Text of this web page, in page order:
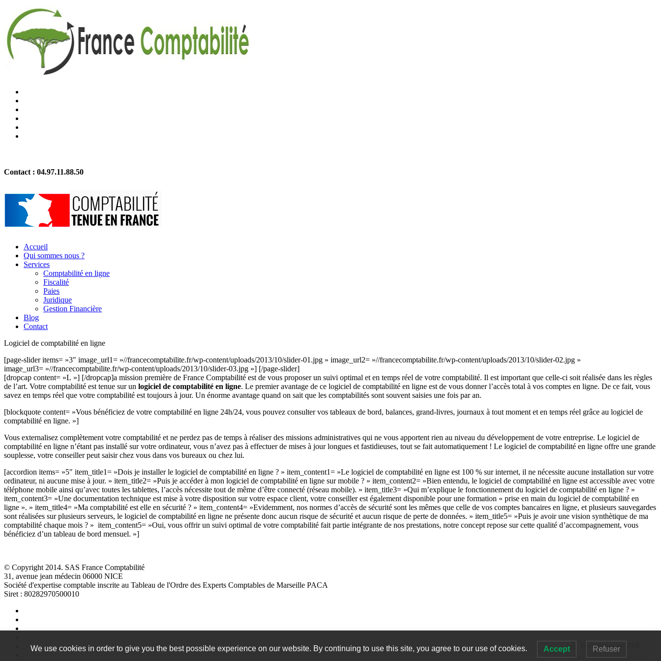
Contact : 04.97.11.88.50
Accueil
Qui sommes nous ?
Services
Comptabilité en ligne
Fiscalité
Paies
Juridique
Gestion Financière
Blog
Contact
Logiciel de comptabilité en ligne
[page-slider items= »3″ image_url1= »//francecomptabilite.fr/wp-content/uploads/2013/10/slider-01.jpg » image_url2= »//francecomptabilite.fr/wp-content/uploads/2013/10/slider-02.jpg »
image_url3= »//francecomptabilite.fr/wp-content/uploads/2013/10/slider-03.jpg »] [/page-slider]
[dropcap content= »L »] [/dropcap]a mission première de France Comptabilité est de vous proposer un suivi optimal et en temps réel de votre comptabilité. Il est important que celle-ci soit réalisée dans les règles
de l’art. Votre comptabilité est tenue sur un logiciel de comptabilité en ligne. Le premier avantage de ce logiciel de comptabilité en ligne est de vous donner l’accès total à vos comptes en ligne. De ce fait, vous
savez en temps réel que votre comptabilité est toujours à jour. Un énorme avantage quand on sait que les comptabilités sont souvent saisies une fois par an.
[blockquote content= »Vous bénéficiez de votre comptabilité en ligne 24h/24, vous pouvez consulter vos tableaux de bord, balances, grand-livres, journaux à tout moment et en temps réel grâce au logiciel de
comptabilité en ligne. »]
Vous externalisez complètement votre comptabilité et ne perdez pas de temps à réaliser des missions administratives qui ne vous apportent rien au niveau du développement de votre entreprise. Le logiciel de
comptabilité en ligne n’étant pas installé sur votre ordinateur, vous n’avez pas à effectuer de mises à jour longues et fastidieuses, tout se fait automatiquement ! Le logiciel de comptabilité en ligne offre une grande
souplesse, votre conseiller peut saisir chez vous dans vos bureaux ou chez lui.
[accordion items= »5″ item_title1= »Dois je installer le logiciel de comptabilité en ligne ? » item_content1= »Le logiciel de comptabilité en ligne est 100 % sur internet, il ne nécessite aucune installation sur votre
ordinateur, ni aucune mise à jour. » item_title2= »Puis je accéder à mon logiciel de comptabilité en ligne sur mobile ? » item_content2= »Bien entendu, le logiciel de comptabilité en ligne est accessible avec votre
téléphone mobile ainsi qu’avec toutes les tablettes, l’accès nécessite tout de même d’être connecté (réseau mobile). » item_title3= »Qui m’explique le fonctionnement du logiciel de comptabilité en ligne ? »
item_content3= »Une documentation technique est mise à votre disposition sur votre espace client, votre conseiller est également disponible pour une formation « prise en main du logiciel de comptabilité en
ligne ». » item_title4= »Ma comptabilité est elle en sécurité ? » item_content4= »Evidemment, nos normes d’accès de sécurité sont les mêmes que celle de vos comptes bancaires en ligne, et plusieurs sauvegardes
sont réalisées sur plusieurs serveurs, le logiciel de comptabilité en ligne ne présente donc aucun risque de sécurité et aucun risque de perte de données. » item_title5= »Puis je avoir une vision synthètique de ma
comptabilité chaque mois ? » item_content5= »Oui, vous offrir un suivi optimal de votre comptabilité fait partie intégrante de nos prestations, notre concept repose sur cette qualité d’accompagnement, vous
bénéficiez d’un tableau de bord mensuel. »]
© Copyright 2014. SAS France Comptabilité
31, avenue jean médecin 06000 NICE
Société d'expertise comptable inscrite au Tableau de l'Ordre des Experts Comptables de Marseille PACA
Siret : 80282970500010
Enregistrer en PDF
We use cookies in order to give you the best possible experience on our website. By continuing to use this site, you agree to our use of cookies. Accept Refuser